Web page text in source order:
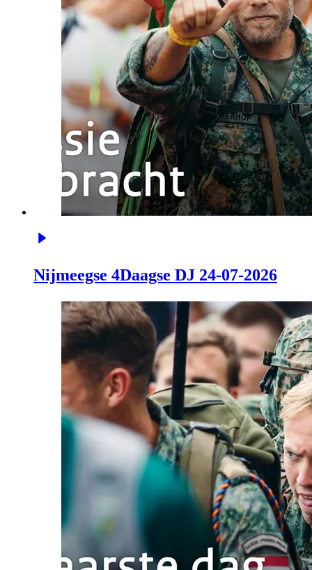
Nijmeegse 4Daagse DJ 24-07-2026